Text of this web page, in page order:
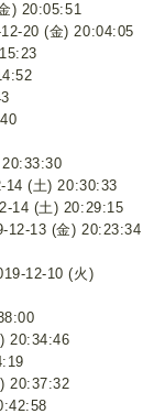
) 20:05:51
20 (金) 20:04:05
14 (土) 20:30:33
14 (土) 20:29:15
12-13 (金) 20:23:34
12-10 (火)
20:34:46
20:37:32